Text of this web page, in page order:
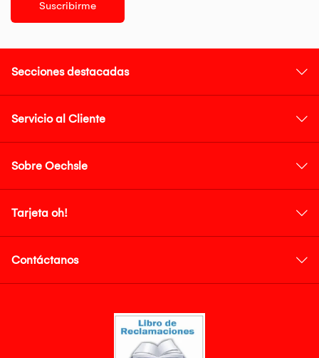
Suscribirme
Secciones destacadas
Servicio al Cliente
Sobre Oechsle
Tarjeta oh!
Contáctanos